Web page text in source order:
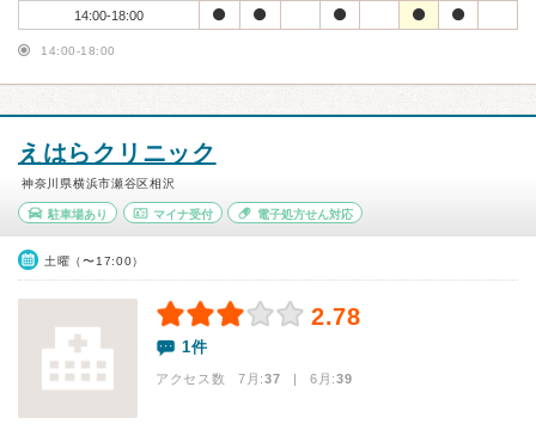
14:00-18:00
14:00-18:00
えはらクリニック
神奈川県横浜市瀬谷区相沢
駐車場あり マイナ受付 電子処方せん対応
土曜（〜17:00）
2.78
1件
アクセス数 7月:37 | 6月:39